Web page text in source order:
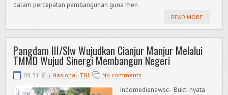
dalam percepatan pembangunan guna men
READ MORE
Pangdam III/Slw Wujudkan Cianjur Manjur Melalui
TMMD Wujud Sinergi Membangun Negeri
09.31 Nasional, TNI No comments
Indomedianewsc- Bukti nyata